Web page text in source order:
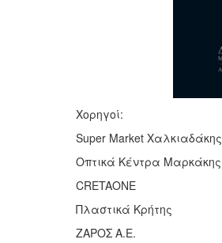
Χορηγοί:
Super Market Χαλκιαδάκης
Οπτικά Κέντρα Μαρκάκης
CRETAONE
Πλαστικά Κρήτης
ΖΑΡΟΣ Α.Ε.